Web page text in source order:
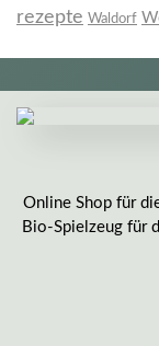
rezepte Waldorf
Online Shop für
Bio-Spielzeug für